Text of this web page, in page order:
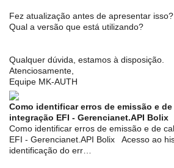
Fez atualização antes de apresentar isso?
Qual a versão que está utilizando?
Qualquer dúvida, estamos à disposição.
Atenciosamente,
Equipe MK-AUTH
Como identificar erros de emissão e
integração EFI - Gerencianet.API Bolix
Como identificar erros de emissão e de
EFI - Gerencianet.API Bolix Acesso ao
identificação do err…